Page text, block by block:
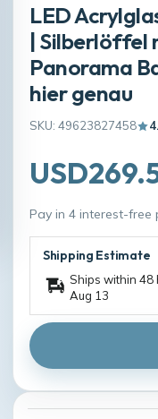
LED
| Silberlöffel
Panorama
hier genau
SKU: 49623827458
Pay in 4 interest-free
Shipping Estimate
Ships within 48
Aug 13